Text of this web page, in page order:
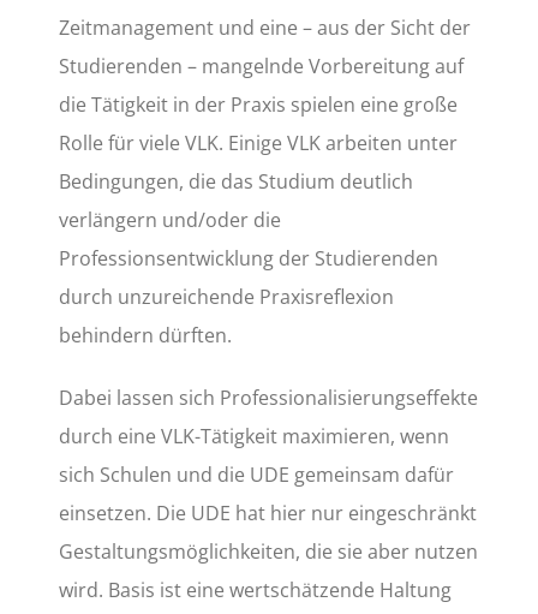
Zeitmanagement und eine – aus der Sicht der
Studierenden – mangelnde Vorbereitung auf
die Tätigkeit in der Praxis spielen eine große
Rolle für viele VLK. Einige VLK arbeiten unter
Bedingungen, die das Studium deutlich
verlängern und/oder die
Professionsentwicklung der Studierenden
durch unzureichende Praxisreflexion
behindern dürften.
Dabei lassen sich Professionalisierungseffekte
durch eine VLK-Tätigkeit maximieren, wenn
sich Schulen und die UDE gemeinsam dafür
einsetzen. Die UDE hat hier nur eingeschränkt
Gestaltungsmöglichkeiten, die sie aber nutzen
wird. Basis ist eine wertschätzende Haltung